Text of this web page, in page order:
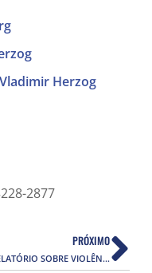
Herzog
2877
PRÓXIMO
RELATÓRIO SOBRE VIOLÊNCIA CONTRA JORNALISTAS E COMUNICADORES NA AMAZÔNIA É LANÇADO EM BRASÍLIA